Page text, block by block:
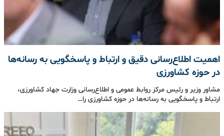
اهمیت اطلاع‌رسانی دقیق و ارتباط و پاسخگویی به رسانه‌ها
در حوزه کشاورزی
مشاور وزیر و رئیس مرکز روابط عمومی و اطلاع‌رسانی وزارت جهاد کشاورزی،
ارتباط و پاسخگویی به رسانه‌ها در حوزه کشاورزی را…